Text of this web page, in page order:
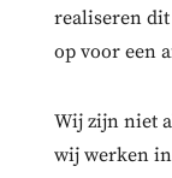
realiseren dit
op voor een
Wij zijn niet
wij werken in